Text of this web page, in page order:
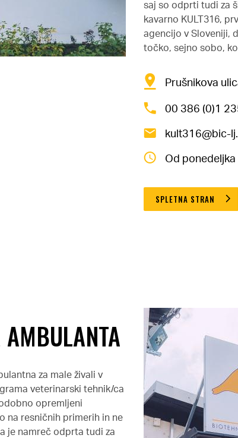
saj so odprti tudi za
kavarno KULT316,
agencijo v Sloveniji,
točko, sejno sobo,
Prušnikova
00 386 (0)1
kult316@bic-
Od
SPLETNA STRAN
za male živali v
veterinarski tehnik/ca
opremljeni
na resničnih primerih in ne
je namreč odprta tudi za